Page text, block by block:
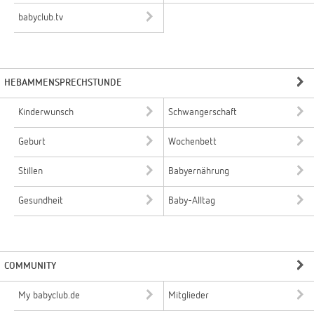
babyclub.tv
HEBAMMENSPRECHSTUNDE
Kinderwunsch Schwangerschaft
Geburt Wochenbett
Stillen Babyernährung
Gesundheit Baby-Alltag
COMMUNITY
My babyclub.de Mitglieder